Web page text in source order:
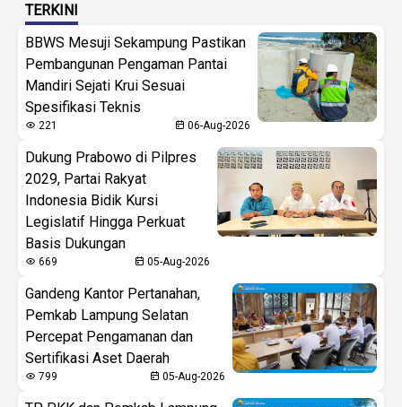
TERKINI
BBWS Mesuji Sekampung Pastikan
Pembangunan Pengaman Pantai
Mandiri Sejati Krui Sesuai
Spesifikasi Teknis
221 06-Aug-2026
Dukung Prabowo di Pilpres
2029, Partai Rakyat
Indonesia Bidik Kursi
Legislatif Hingga Perkuat
Basis Dukungan
669 05-Aug-2026
Gandeng Kantor Pertanahan,
Pemkab Lampung Selatan
Percepat Pengamanan dan
Sertifikasi Aset Daerah
799 05-Aug-2026